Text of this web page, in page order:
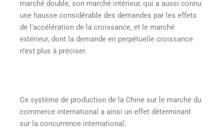
marché double, son marché intérieur, qui a aussi connu
une hausse considérable des demandes par les effets
de l’accélération de la croissance, et le marché
extérieur, dont la demande en perpétuelle croissance
n’est plus à préciser.
Ce système de production de la Chine sur le marché du
commerce international a ainsi un effet déterminant
sur la concurrence international.